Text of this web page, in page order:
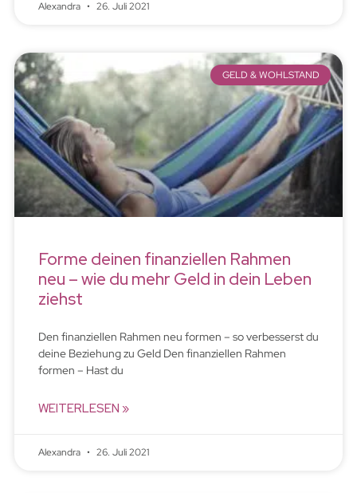
Alexandra 26. Juli 2021
GELD & WOHLSTAND
Forme deinen finanziellen Rahmen
neu – wie du mehr Geld in dein Leben
ziehst
Den finanziellen Rahmen neu formen – so verbesserst du
deine Beziehung zu Geld Den finanziellen Rahmen
formen – Hast du
WEITERLESEN »
Alexandra 26. Juli 2021